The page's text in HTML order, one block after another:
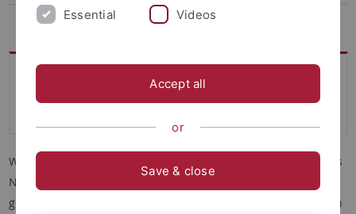
Studienaufbau Nebenfach EKW
Bewerbung Nebenfach
Empirische Kulturwissenschaft
Wie läuft der Bewerbungsprozess für ein Studium mit EKW als
Nebenfach ab? Was gibt es zu beachten? Welche Fristen
gelten? Auf dieser Seite finden Studieninteressierte Antworten
Essential Videos
Accept all
or
Save & close